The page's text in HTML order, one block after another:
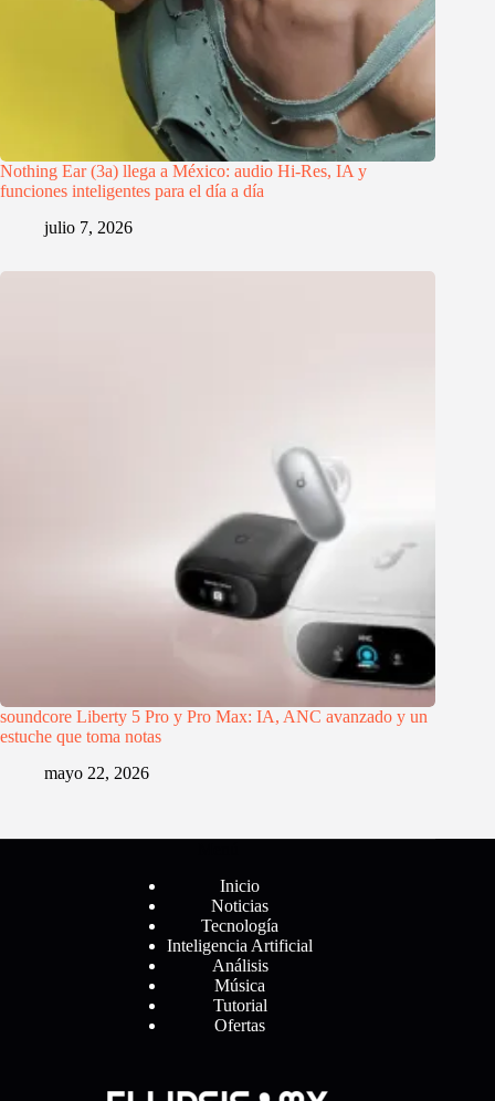
Nothing Ear (3a) llega a México: audio Hi-Res, IA y
funciones inteligentes para el día a día
julio 7, 2026
soundcore Liberty 5 Pro y Pro Max: IA, ANC avanzado y un
estuche que toma notas
mayo 22, 2026
Inicio
Noticias
Tecnología
Inteligencia Artificial
Análisis
Música
Tutorial
Ofertas